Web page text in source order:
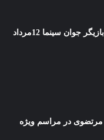
درگذشت مریم همتیان بازیگر جوان سینما 12مرداد
مرتضوی در مراسم ویژه